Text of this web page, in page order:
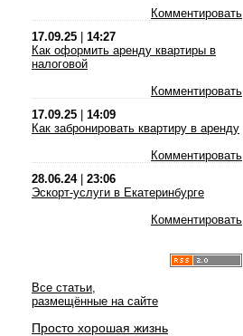
Комментировать
17.09.25
14:27
Как оформить аренду квартиры в
налоговой
Комментировать
17.09.25
14:09
Как забронировать квартиру в аренду
Комментировать
28.06.24| 23:06
Эскорт-услуги в Екатеринбурге
Комментировать
Все статьи,
размещённые на сайте
Просто хорошая жизнь